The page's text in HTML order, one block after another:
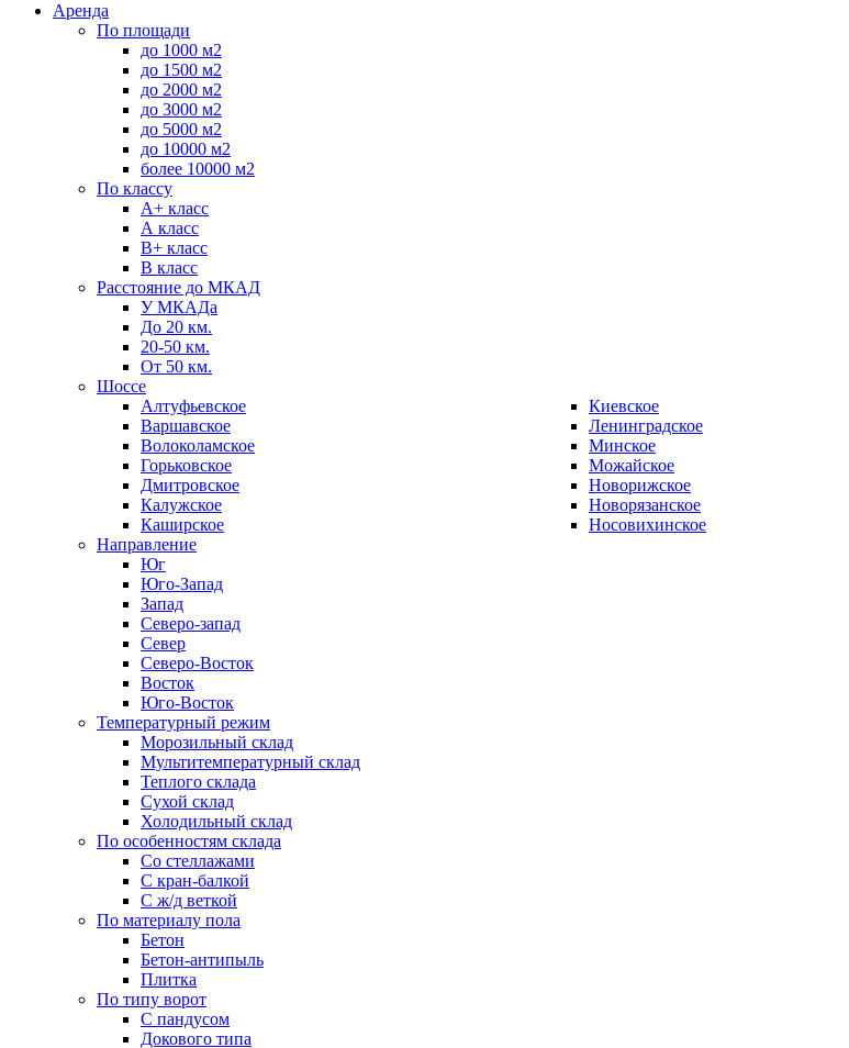
Аренда
По площади
до 1000 м2
до 1500 м2
до 2000 м2
до 3000 м2
до 5000 м2
до 10000 м2
более 10000 м2
По классу
А+ класс
А класс
B+ класс
В класс
Расстояние до МКАД
У МКАДа
До 20 км.
20-50 км.
От 50 км.
Шоссе
Алтуфьевское
Варшавское
Волоколамское
Горьковское
Дмитровское
Калужское
Каширское
Киевское
Ленинградское
Минское
Можайское
Новорижское
Новорязанское
Носовихинское
Направление
Юг
Юго-Запад
Запад
Северо-запад
Север
Северо-Восток
Восток
Юго-Восток
Температурный режим
Морозильный склад
Мультитемпературный склад
Теплого склада
Сухой склад
Холодильный склад
По особенностям склада
Со стеллажами
С кран-балкой
С ж/д веткой
По материалу пола
Бетон
Бетон-антипыль
Плитка
По типу ворот
С пандусом
Докового типа